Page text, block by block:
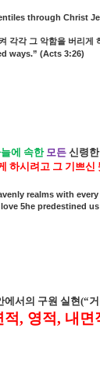
through Christ
각각 그 악함을 버리게
ways.” (Acts 3:26)
에 속한 모든 신령
하시려고 그 기쁘
realms with
5he predestined
에서의 구원 실현(“
적, 영적, 내면